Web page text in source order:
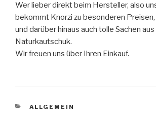
Wer lieber direkt beim Hersteller, also
bekommt Knorzi zu besonderen
und darüber hinaus auch tolle Sachen aus
Naturkautschuk.
Wir freuen uns über Ihren Einkauf.
KATEGORIEN
ALLGEMEIN